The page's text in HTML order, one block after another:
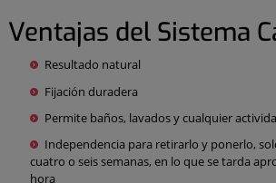
Ventajas del Sistema
Resultado natural
Fijación duradera
Permite baños, lavados y cualquier
Independencia para retirarlo y ponerlo,
cuatro o seis semanas, en lo que se tarda
hora